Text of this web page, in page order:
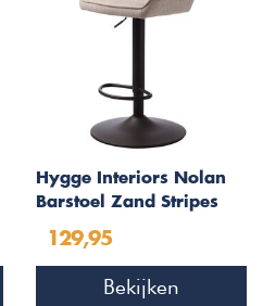
Hygge Interiors Nolan
Barstoel Zand Stripes
129,95
Bekijken